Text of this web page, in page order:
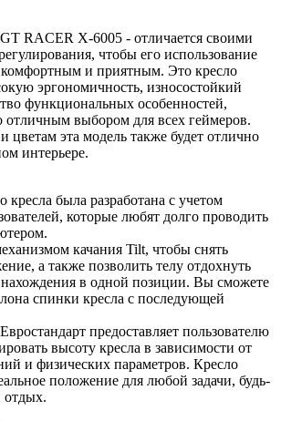
RACER X-6005 - отличается своими
чтобы его использование
и приятным. Это кресло
эргономичность, износостойкий
функциональных особенностей,
отличным выбором для всех геймеров.
цветам эта модель также будет отлично
интерьере.
кресла была разработана с учетом
которые любят долго проводить
качания Tilt, чтобы снять
а также позволить телу отдохнуть
нахождения в одной позиции. Вы сможете
спинки кресла с последующей
предоставляет пользователю
высоту кресла в зависимости от
и физических параметров. Кресло
положение для любой задачи, будь-
отдых.